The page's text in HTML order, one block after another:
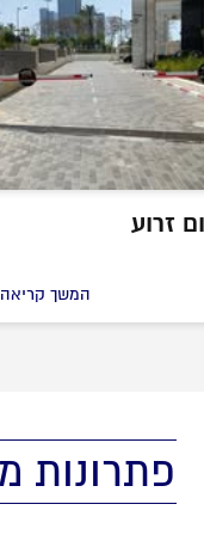
זרוע
המשך
פתרונות